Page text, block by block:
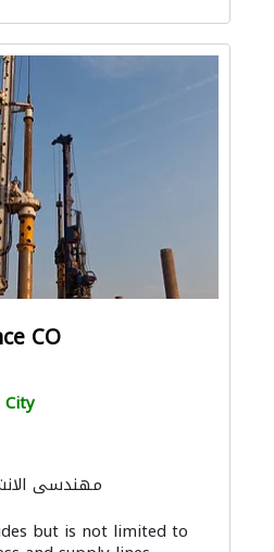
CO
مهندسي
بيع وتأجير
but is not limited to